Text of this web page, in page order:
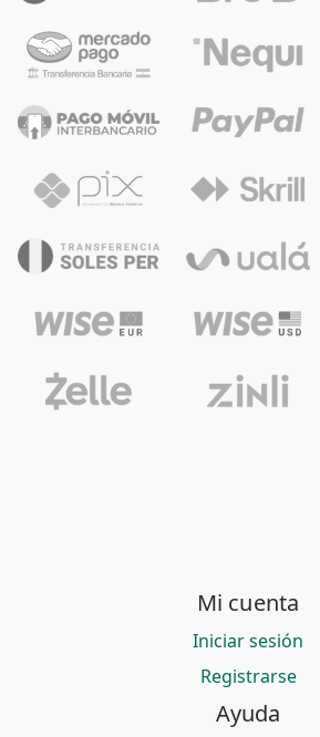
Mi cuenta
Iniciar sesión
Registrarse
Ayuda